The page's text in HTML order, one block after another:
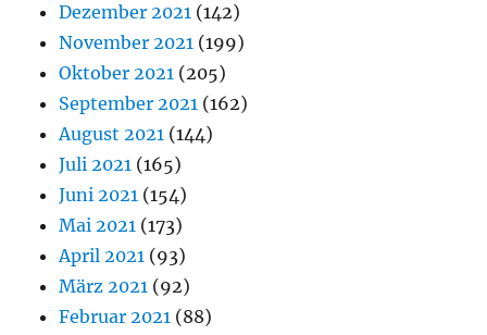
Dezember 2021 (142)
November 2021 (199)
Oktober 2021 (205)
September 2021 (162)
August 2021 (144)
Juli 2021 (165)
Juni 2021 (154)
Mai 2021 (173)
April 2021 (93)
März 2021 (92)
Februar 2021 (88)